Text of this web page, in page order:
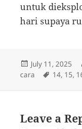
untuk
hari supaya
Posted
on
July 11, 2025
cara
Tags
14, 15,
Leave a